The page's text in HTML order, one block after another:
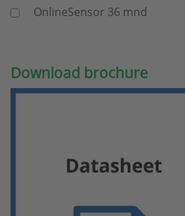
OnlineSensor 36 mnd
Download brochure